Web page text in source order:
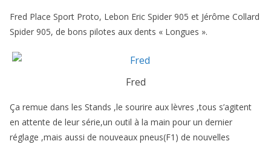
Fred Place Sport Proto, Lebon Eric Spider 905 et Jérôme Collard
Spider 905, de bons pilotes aux dents « Longues ».
Fred
Ça remue dans les Stands ,le sourire aux lèvres ,tous s’agitent
en attente de leur série,un outil à la main pour un dernier
réglage ,mais aussi de nouveaux pneus(F1) de nouvelles